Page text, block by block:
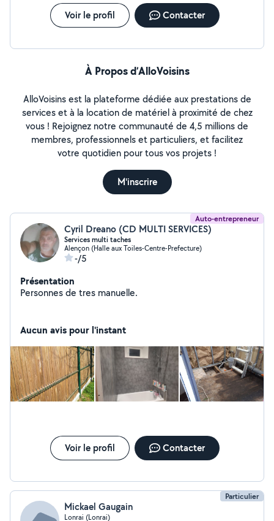
Voir le profil Contacter
À Propos d’AlloVoisins
AlloVoisins est la plateforme dédiée aux prestations de
services et à la location de matériel à proximité de chez
vous ! Rejoignez notre communauté de 4,5 millions de
membres, professionnels et particuliers, et facilitez
votre quotidien pour tous vos projets !
M'inscrire
Auto-entrepreneur
Cyril Dreano (CD MULTI SERVICES)
Services multi taches
Alençon (Halle aux Toiles-Centre-Prefecture)
-/5
Présentation
Personnes de tres manuelle.
Aucun avis pour l'instant
Voir le profil Contacter
Particulier
Mickael Gaugain
Lonrai (Lonrai)